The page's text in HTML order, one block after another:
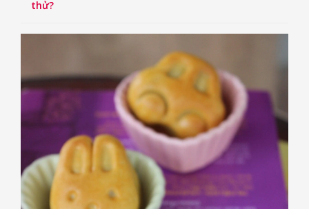
thử?